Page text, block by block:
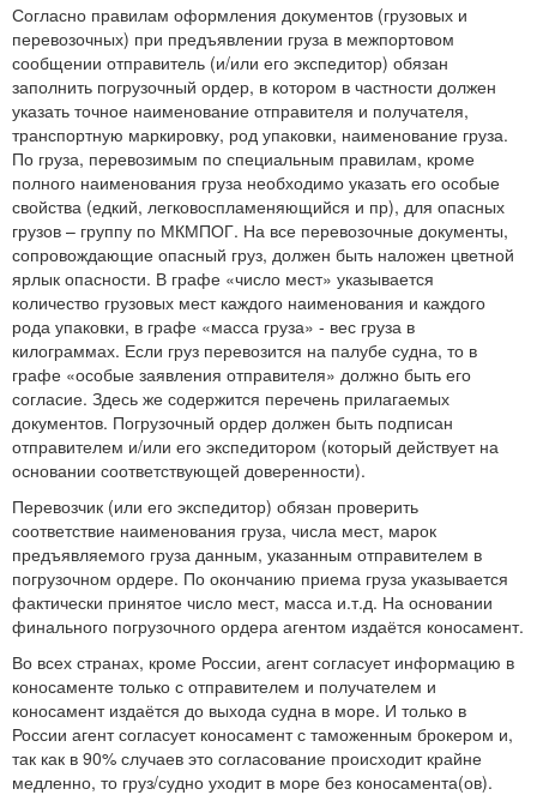
Согласно правилам оформления документов (грузовых и
перевозочных) при предъявлении груза в межпортовом
сообщении отправитель (и/или его экспедитор) обязан
заполнить погрузочный ордер, в котором в частности должен
указать точное наименование отправителя и получателя,
транспортную маркировку, род упаковки, наименование груза.
По груза, перевозимым по специальным правилам, кроме
полного наименования груза необходимо указать его особые
свойства (едкий, легковоспламеняющийся и пр), для опасных
грузов – группу по МКМПОГ. На все перевозочные документы,
сопровождающие опасный груз, должен быть наложен цветной
ярлык опасности. В графе «число мест» указывается
количество грузовых мест каждого наименования и каждого
рода упаковки, в графе «масса груза» - вес груза в
килограммах. Если груз перевозится на палубе судна, то в
графе «особые заявления отправителя» должно быть его
согласие. Здесь же содержится перечень прилагаемых
документов. Погрузочный ордер должен быть подписан
отправителем и/или его экспедитором (который действует на
основании соответствующей доверенности).
Перевозчик (или его экспедитор) обязан проверить
соответствие наименования груза, числа мест, марок
предъявляемого груза данным, указанным отправителем в
погрузочном ордере. По окончанию приема груза указывается
фактически принятое число мест, масса и.т.д. На основании
финального погрузочного ордера агентом издаётся коносамент.
Во всех странах, кроме России, агент согласует информацию в
коносаменте только с отправителем и получателем и
коносамент издаётся до выхода судна в море. И только в
России агент согласует коносамент с таможенным брокером и,
так как в 90% случаев это согласование происходит крайне
медленно, то груз/судно уходит в море без коносамента(ов).